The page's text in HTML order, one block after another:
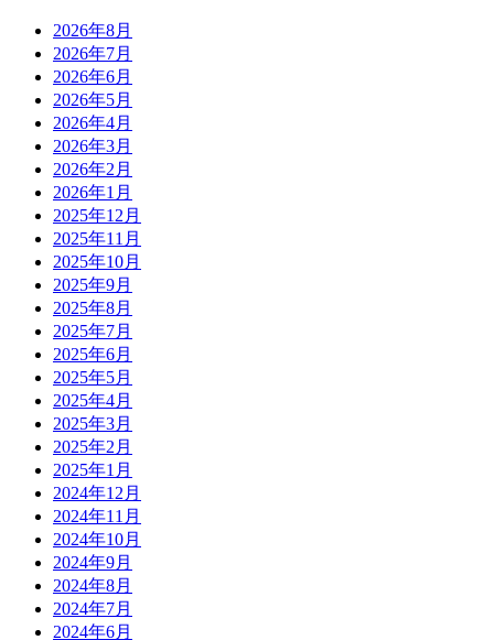
2026年8月
2026年7月
2026年6月
2026年5月
2026年4月
2026年3月
2026年2月
2026年1月
2025年12月
2025年11月
2025年10月
2025年9月
2025年8月
2025年7月
2025年6月
2025年5月
2025年4月
2025年3月
2025年2月
2025年1月
2024年12月
2024年11月
2024年10月
2024年9月
2024年8月
2024年7月
2024年6月